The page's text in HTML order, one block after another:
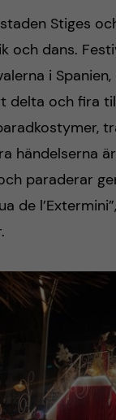
Stiges
och dans.
i
delta och fira
händelserna är
paraderar
de